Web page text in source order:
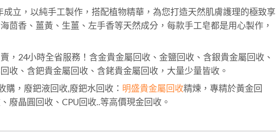
成立，以純手工製作，搭配植物精華，為您打造天然肌膚護理的極致享
茴香、薑黃、生薑、左手香等天然成分，每款手工皂都是用心製作，
，24小時全省服務！含金貴金屬回收、金鹽回收、含銀貴金屬回收、
收、含鈀貴金屬回收、含銠貴金屬回收，大量少量皆收。
購，廢鈀液回收,廢鈀水回收： 明盛貴金屬回收精煉，專精於黃金回
廢晶圓回收、CPU回收..等高價現金回收。